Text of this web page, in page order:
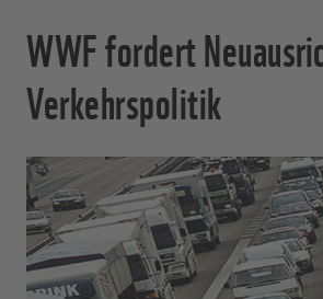
WWF fordert
Verkehrspolitik